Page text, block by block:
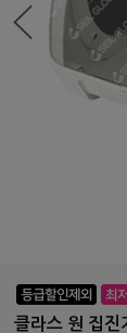
클라스 원 집